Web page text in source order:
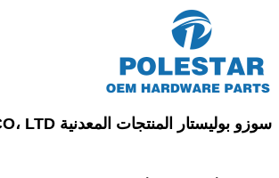
سوزو بوليستار المنتجات المعدنية CO، LTD